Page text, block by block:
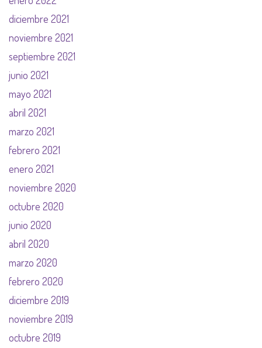
diciembre 2021
noviembre 2021
septiembre 2021
junio 2021
mayo 2021
abril 2021
marzo 2021
febrero 2021
enero 2021
noviembre 2020
octubre 2020
junio 2020
abril 2020
marzo 2020
febrero 2020
diciembre 2019
noviembre 2019
octubre 2019